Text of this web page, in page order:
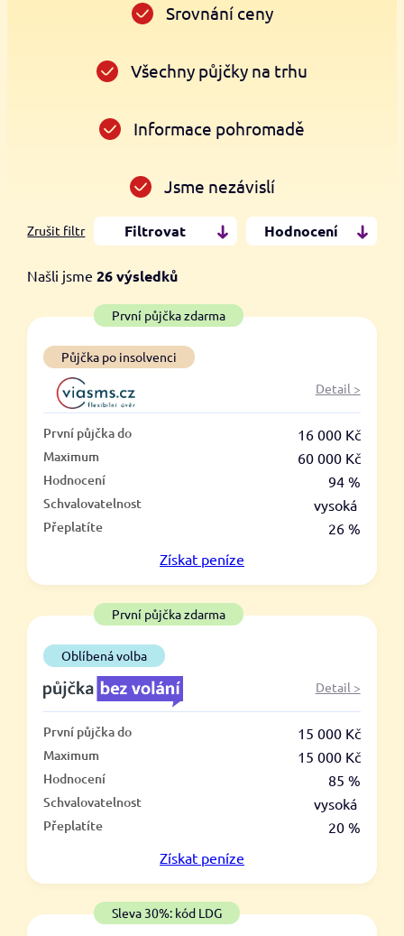
Srovnání ceny
Všechny půjčky na trhu
Informace pohromadě
Jsme nezávislí
Zrušit filtr Filtrovat Hodnocení
Od
Do
První půjčka zdarma
–
ano
Ve zkušebce
ano
ne
Po insolvenci
ano
ne
Našli jsme26výsledků
První půjčka zdarma
Půjčka po insolvenci
Detail >
První půjčka do 16 000 Kč
Maximum 60 000 Kč
Hodnocení 94 %
Schvalovatelnost vysoká
Přeplatíte
26 %
Získat peníze
První půjčka zdarma
Oblíbená volba
Detail >
První půjčka do 15 000 Kč
Maximum 15 000 Kč
Hodnocení 85 %
Schvalovatelnost vysoká
Přeplatíte
20 %
Získat peníze
Sleva 30%: kód LDG